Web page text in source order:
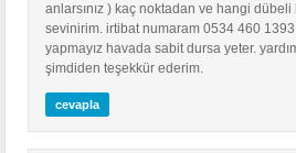
anlarsınız ) kaç noktadan ve hangi dübeli
sevinirim. irtibat numaram 0534 460
yapmayız havada sabit dursa yeter.
şimdiden teşekkür ederim.
cevapla